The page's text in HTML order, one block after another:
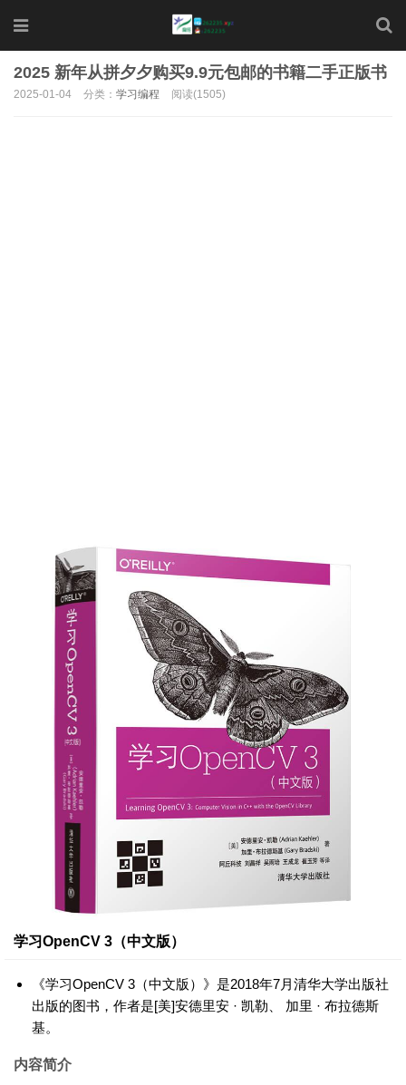
2025 新年从拼夕夕购买9.9元包邮的书籍二手正版书
2025-01-04 分类： 学习编程 阅读(1505)
学习OpenCV 3（中文版）
《学习OpenCV 3（中文版）》是2018年7月清华大学出版社
出版的图书，作者是[美]安德里安 · 凯勒、 加里 · 布拉德斯
基。
内容简介